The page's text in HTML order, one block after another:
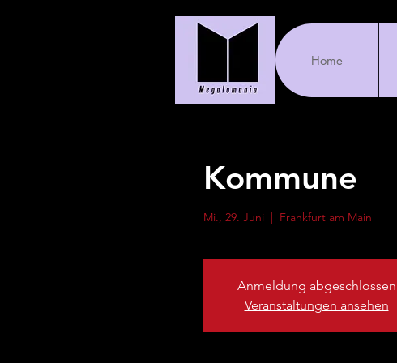
Home
Kommune
Mi., 29. Juni
  |
Frankfurt am Main
Anmeldung abgeschlossen
Veranstaltungen ansehen